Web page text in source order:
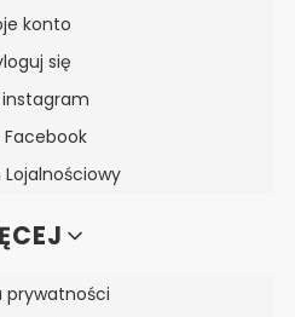
konto
się
instagram
Facebook
prywatności